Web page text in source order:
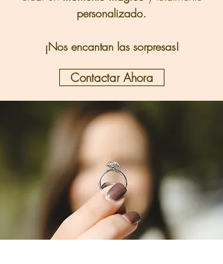
personalizado.
¡Nos encantan las sorpresas!
Contactar Ahora